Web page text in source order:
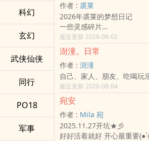
科幻
玄幻
武侠仙侠
同行
PO18
军事
作者 : 裘莱
2026年裘莱的梦想日记
一些灵感碎片
路过阅读或是喜欢都可以留言
2026.03.27.开书
最近更新 2026-08-02
澍潼。日常
作者 : 澍潼
自己、家人、朋友、吃喝玩
最近更新 2026-08-04
宛安
作者 : Mila 宛
2025.11.27开坑★彡
好好活着就好 开心最重要